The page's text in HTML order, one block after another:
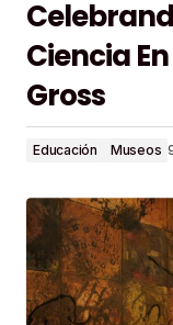
Ciencia
Gross
Educación Museos